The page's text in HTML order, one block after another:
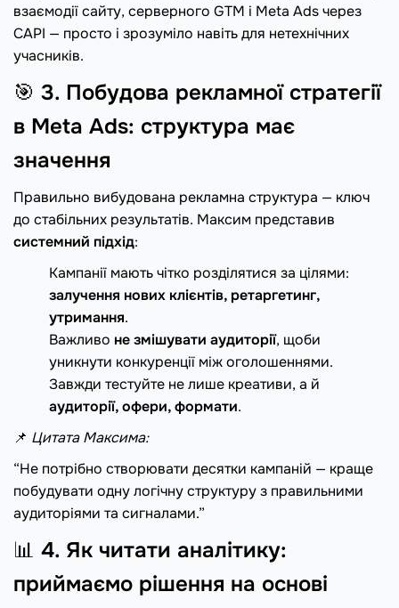
взаємодії сайту, серверного GTM і Meta Ads через
CAPI — просто і зрозуміло навіть для нетехнічних
учасників.
🎯 3. Побудова рекламної стратегії
в Meta Ads: структура має
значення
Правильно вибудована рекламна структура — ключ
до стабільних результатів. Максим представив
системний підхід:
Кампанії мають чітко розділятися за цілями:
залучення нових клієнтів, ретаргетинг,
утримання.
Важливо не змішувати аудиторії, щоби
уникнути конкуренції між оголошеннями.
Завжди тестуйте не лише креативи, а й
аудиторії, офери, формати.
📌 Цитата Максима:
“Не потрібно створювати десятки кампаній — краще
побудувати одну логічну структуру з правильними
аудиторіями та сигналами.”
📊 4. Як читати аналітику:
приймаємо рішення на основі